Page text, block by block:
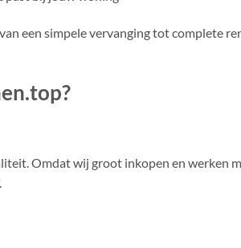
een simpele vervanging tot complete
Omdat wij groot inkopen en werken